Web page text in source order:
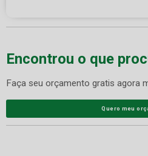
Encontrou o que
Faça seu orçamento gratis agora
Quero meu